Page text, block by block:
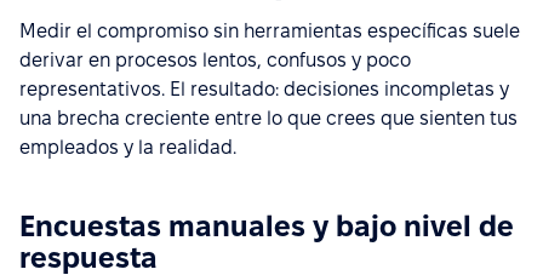
Medir el compromiso sin herramientas específicas suele
derivar en procesos lentos, confusos y poco
representativos. El resultado: decisiones incompletas y
una brecha creciente entre lo que crees que sienten tus
empleados y la realidad.
Encuestas manuales y bajo nivel de
respuesta